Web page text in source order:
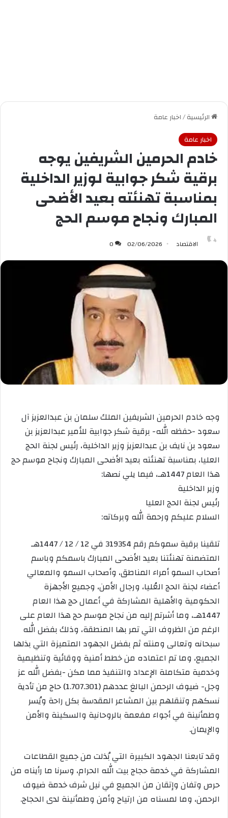
الرئيسية/اخبار عامة
اخبار عامة
خادم الحرمين الشريفين يوجه
برقية شكر جوابية لوزير الداخلية
بمناسبة تهنئته بعيد الأضحى
المبارك ونجاح موسم الحج
الاقتصاد 02/06/2026
0
وجه خادم الحرمين الشريفين الملك سلمان بن عبدالعزيز آل
سعود -حفظه الله- برقية شكر جوابية للأمير عبدالعزيز بن
سعود بن نايف بن عبدالعزيز وزير الداخلية، رئيس لجنة الحج
العليا، بمناسبة تهنئته بعيد الأضحى المبارك ونجاح موسم حج
هذا العام 1447هـ، فيما يلي نصها:
وزير الداخلية
رئيس لجنة الحج العليا
السلام عليكم ورحمة الله وبركاته:
تلقينا برقية سموكم رقم 319354 في 12 / 12 / 1447هـ
المتضمنة تهنئتنا بعيد الأضحى المبارك باسمكم وباسم
أصحاب السمو أمراء المناطق، وأصحاب السمو والمعالي
أعضاء لجنة الحج العُليا، ورجال الأمن، وجميع الأجهزة
الحكومية والأهلية المشاركة في أعمال حج هذا العام
1447هـ، وما أشرتم إليه من نجاح موسم حج هذا العام على
الرغم من الظروف التي تمر بها المنطقة، وذلك بفضل الله
سبحانه وتعالى ومنته ثم بفضل الجهود المتميزة التي بذلها
الجميع، وما تم اعتماده من خطط أمنية ووقائية وتنظيمية
وخدمية متكاملة الإعداد والتنفيذ مما مكن -بفضل الله عز
وجل- ضيوف الرحمن البالغ عددهم (1.707.301) حاج من تأدية
نسكهم وتنقلهم بين المشاعر المقدسة بكل راحة ويُسر
وطمأنينة في أجواء مفعمة بالروحانية والسكينة والأمن
والإيمان.
وقد تابعنا الجهود الكبيرة التي بُذلت من جميع القطاعات
المشاركة في خدمة حجاج بيت الله الحرام، وسرنا ما رأيناه من
حرص وتفان وإتقان من الجميع في نيل شرف خدمة ضيوف
الرحمن، وما لمسناه من ارتياح وأمن وطمأنينة لدى الحجاج.